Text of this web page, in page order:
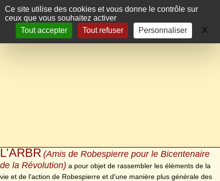
Panneau de gestion des cookies
Ce site utilise des cookies et vous donne le contrôle sur
ceux que vous souhaitez activer
Tout accepter
Tout refuser Personnaliser X
L'ARBR (Amis de Robespierre pour le Bicentenaire
de la Révolution) a pour objet de rassembler les éléments de la
vie et de l'action de Robespierre et d'une manière plus générale des